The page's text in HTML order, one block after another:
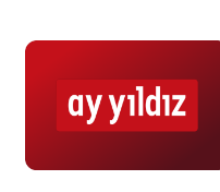
SIM- & Kreditkarten